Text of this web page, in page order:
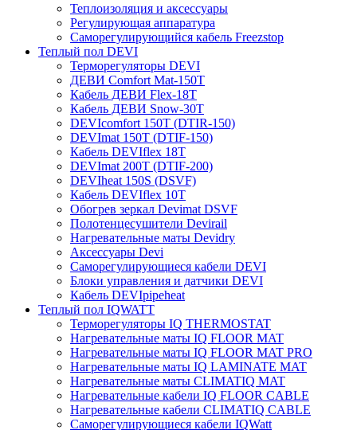
Теплоизоляция и аксессуары
Регулирующая аппаратура
Cаморегулирующийся кабель Freezstop
Теплый пол DEVI
Терморегуляторы DEVI
ДЕВИ Comfort Mat-150T
Кабель ДЕВИ Flex-18T
Кабель ДЕВИ Snow-30T
DEVIcomfort 150T (DTIR-150)
DEVImat 150T (DTIF-150)
Кабель DEVIflex 18T
DEVImat 200T (DTIF-200)
DEVIheat 150S (DSVF)
Кабель DEVIflex 10T
Обогрев зеркал Devimat DSVF
Полотенцесушители Devirail
Нагревательные маты Devidry
Аксессуары Devi
Саморегулирующиеся кабели DEVI
Блоки управления и датчики DEVI
Кабель DEVIpipeheat
Теплый пол IQWATT
Терморегуляторы IQ THERMOSTAT
Нагревательные маты IQ FLOOR MAT
Нагревательные маты IQ FLOOR MAT PRO
Нагревательные маты IQ LAMINATE MAT
Нагревательные маты CLIMATIQ MAT
Нагревательные кабели IQ FLOOR CABLE
Нагревательные кабели CLIMATIQ CABLE
Саморегулирующиеся кабели IQWatt